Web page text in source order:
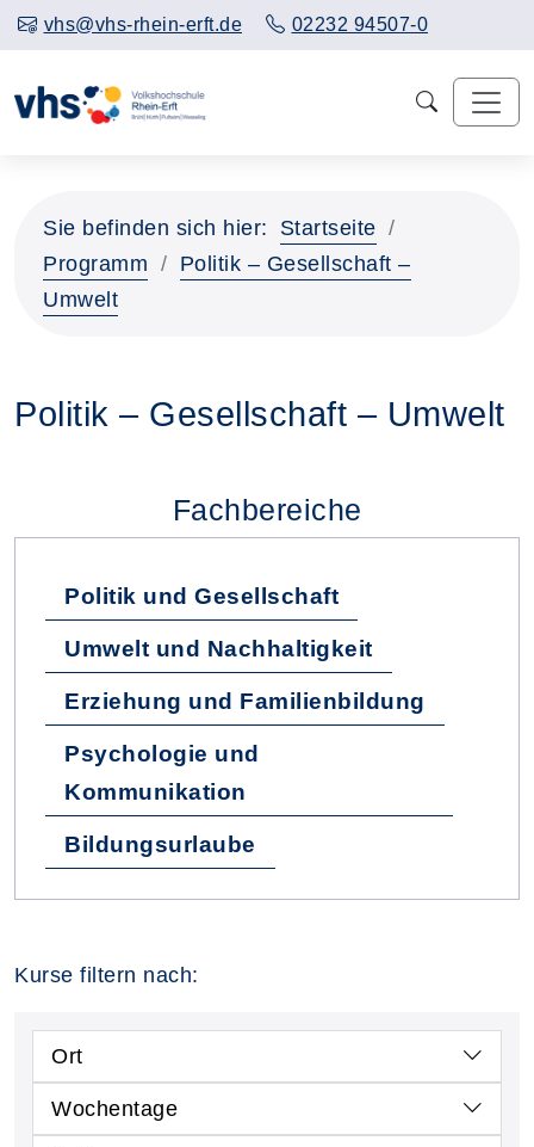
vhs@vhs-rhein-erft.de 02232 94507-0
Sie befinden sich hier:
Startseite
Programm
Politik – Gesellschaft –
Umwelt
Politik – Gesellschaft – Umwelt
Fachbereiche
Politik und Gesellschaft
Umwelt und Nachhaltigkeit
Erziehung und Familienbildung
Psychologie und
Kommunikation
Bildungsurlaube
Kurse filtern nach:
Ort
Wochentage